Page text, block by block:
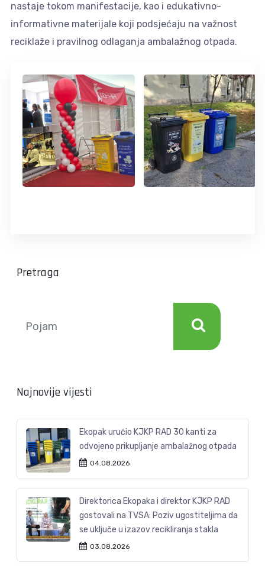
nastaje tokom manifestacije, kao i edukativno-
informativne materijale koji podsjećaju na važnost
reciklaže i pravilnog odlaganja ambalažnog otpada.
Pretraga
Najnovije vijesti
Ekopak uručio KJKP RAD 30 kanti za
odvojeno prikupljanje ambalažnog otpada
04.08.2026
Direktorica Ekopaka i direktor KJKP RAD
gostovali na TVSA: Poziv ugostiteljima da
se uključe u izazov recikliranja stakla
03.08.2026